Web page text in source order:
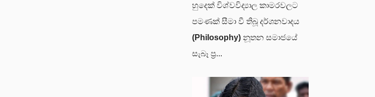
හුදෙක් විශ්වවිද්‍යාල කාමරවලට
පමණක් සීමා වී තිබූ දර්ශනවාදය
(Philosophy)නූතන සමාජයේ
සැබෑ ප්‍ර...